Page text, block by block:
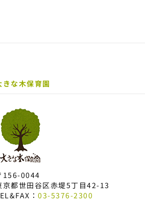
きな木保育園
156-0044
京都世田谷区赤堤5丁目42-13
： 03-5376-2300